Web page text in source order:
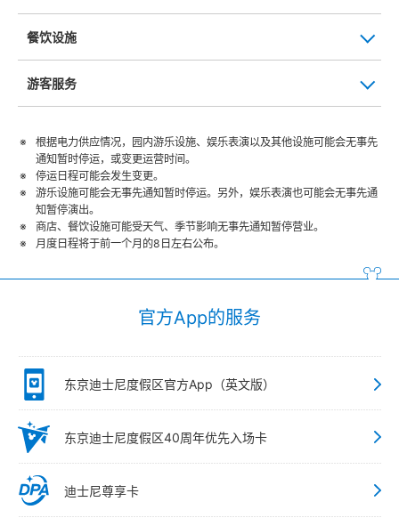
餐饮设施
游客服务
根据电力供应情况，园内游乐设施、娱乐表演以及其他设施可能会无事先
通知暂时停运，或变更运营时间。
停运日程可能会发生变更。
游乐设施可能会无事先通知暂时停运。另外，娱乐表演也可能会无事先通
知暂停演出。
商店、餐饮设施可能受天气、季节影响无事先通知暂停营业。
月度日程将于前一个月的8日左右公布。
官方App的服务
东京迪士尼度假区官方App（英文版）
东京迪士尼度假区40周年优先入场卡
迪士尼尊享卡